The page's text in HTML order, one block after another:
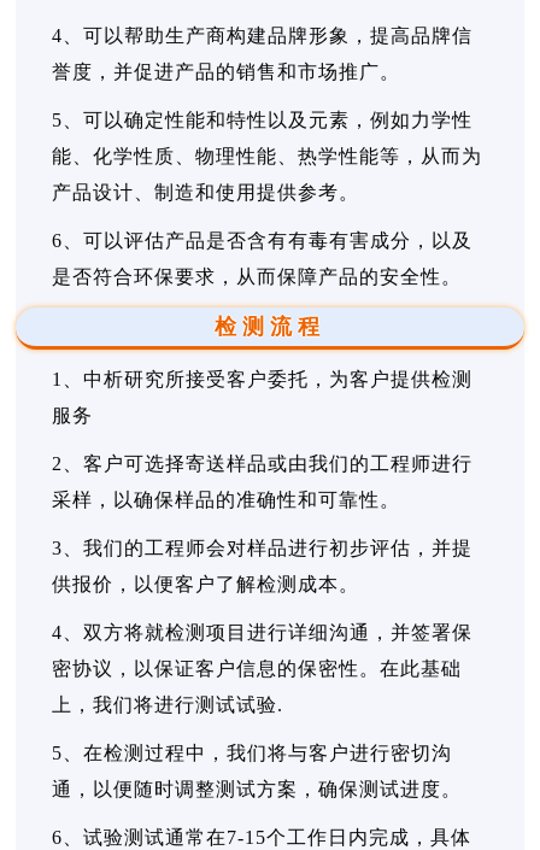
4、可以帮助生产商构建品牌形象，提高品牌信
誉度，并促进产品的销售和市场推广。
5、可以确定性能和特性以及元素，例如力学性
能、化学性质、物理性能、热学性能等，从而为
产品设计、制造和使用提供参考。
6、可以评估产品是否含有有毒有害成分，以及
是否符合环保要求，从而保障产品的安全性。
检测流程
1、中析研究所接受客户委托，为客户提供检测
服务
2、客户可选择寄送样品或由我们的工程师进行
采样，以确保样品的准确性和可靠性。
3、我们的工程师会对样品进行初步评估，并提
供报价，以便客户了解检测成本。
4、双方将就检测项目进行详细沟通，并签署保
密协议，以保证客户信息的保密性。在此基础
上，我们将进行测试试验.
5、在检测过程中，我们将与客户进行密切沟
通，以便随时调整测试方案，确保测试进度。
6、试验测试通常在7-15个工作日内完成，具体